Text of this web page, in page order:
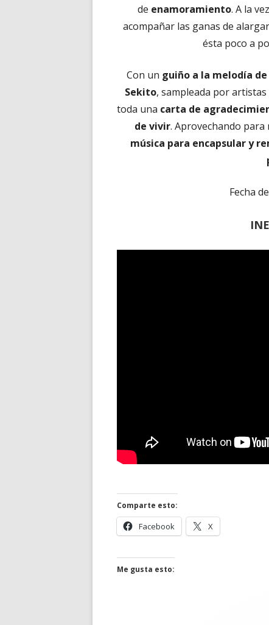
de enamoramiento. A la
acompañar las ganas de
ésta poco a
Con un guiño a la melodía
Sekito, sampleada por artistas
toda una carta de
de vivir. Aprovechando
música para encapsular y
Fecha
Comparte esto:
Facebook
Abrir
en
X
en
Me gusta esto: